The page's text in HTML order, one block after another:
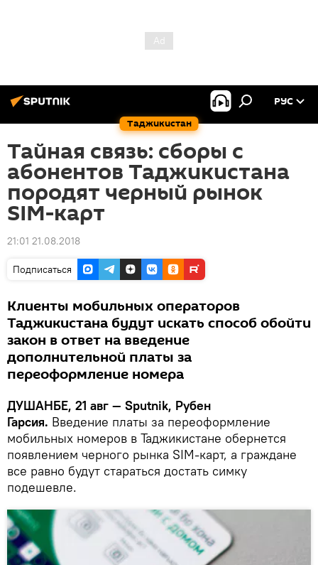
Таджикистан
РУС
Тайная связь: сборы с
абонентов Таджикистана
породят черный рынок
SIM-карт
21:01 21.08.2018
Подписаться
Клиенты мобильных операторов
Таджикистана будут искать способ обойти
закон в ответ на введение
дополнительной платы за
переоформление номера
ДУШАНБЕ, 21 авг — Sputnik, Рубен
Гарсия. Введение платы за переоформление
мобильных номеров в Таджикистане обернется
появлением черного рынка SIM-карт, а граждане
все равно будут стараться достать симку
подешевле.